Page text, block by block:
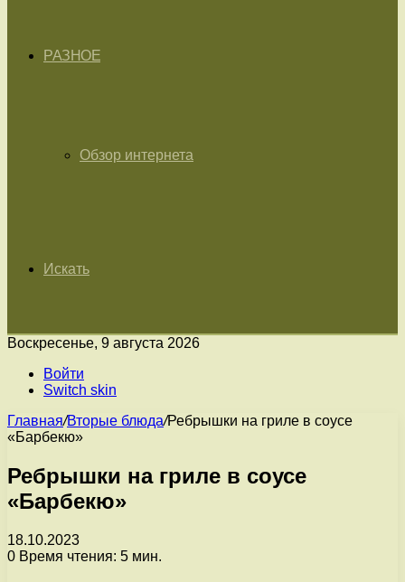
РАЗНОЕ
Обзор интернета
Искать
Воскресенье, 9 августа 2026
Войти
Switch skin
Главная/Вторые блюда/Ребрышки на гриле в соусе
«Барбекю»
Ребрышки на гриле в соусе
«Барбекю»
18.10.2023
0 Время чтения: 5 мин.